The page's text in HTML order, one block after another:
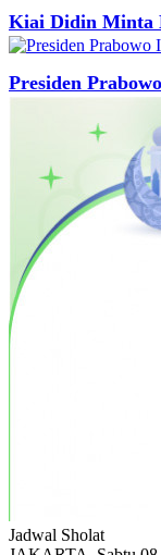
Kiai Didin Minta
Presiden
Jadwal Sholat